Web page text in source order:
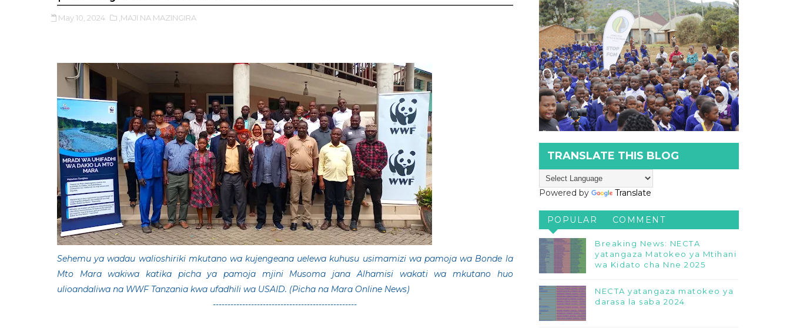
May 10, 2024 ,MAJI NA MAZINGIRA
Sehemu ya wadau walioshiriki mkutano wa kujengeana uelewa kuhusu usimamizi wa pamoja wa Bonde la
Mto Mara wakiwa katika picha ya pamoja mjini Musoma jana Alhamisi wakati wa mkutano huo
ulioandaliwa na WWF Tanzania kwa ufadhili wa USAID. (Picha na Mara Online News)
-------------------------------------------------
TRANSLATE THIS BLOG
Powered by Translate
POPULAR COMMENT
Breaking News: NECTA
yatangaza Matokeo ya Mtihani
wa Kidato cha Nne 2025
NECTA yatangaza matokeo ya
darasa la saba 2024